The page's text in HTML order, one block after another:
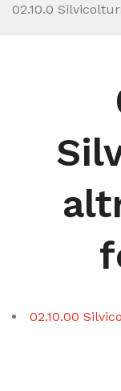
02.10.0
02.10.00